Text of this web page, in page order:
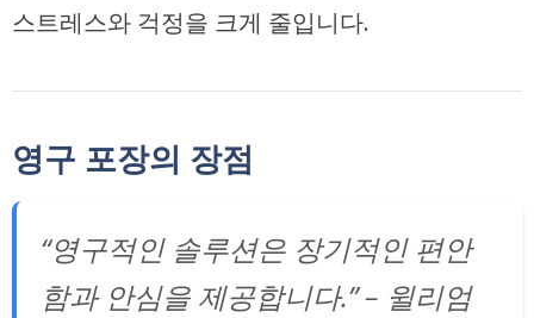
스트레스와 걱정을 크게 줄입니다.
영구 포장의 장점
“영구적인 솔루션은 장기적인 편안
함과 안심을 제공합니다.” – 윌리엄